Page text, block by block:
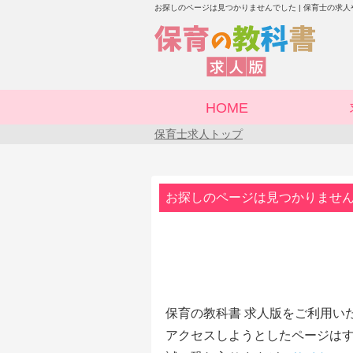
お探しのページは見つかりませんでした | 保育士の求
HOME
保育士求人トップ
お探しのページは見つかりませ
保育の教科書 求人版をご利用い
アクセスしようとしたページは